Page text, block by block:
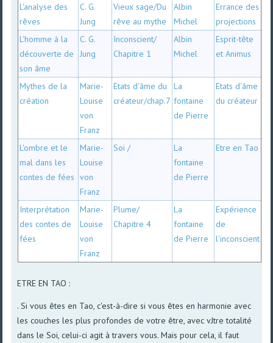
L'analyse des
rêves
C. G.
Jung
Vieux sage/Du
rêve au mythe
Albin
Michel
Errance des
projections
L'homme à la
découverte de
son âme
C. G.
Jung
Inconscient/
Chapitre 1
Albin
Michel
Esprit-tête
et Animus
Mythes de la
création
Marie-
Louise
von
Franz
Etats d'âme du
créateur/chap.7
La
fontaine
de Pierre
Etats d'âme
du créateur
L'ombre et le
mal dans les
contes de fées
Marie-
Louise
von
Franz
Soi /
La
fontaine
de Pierre
Etre en Tao
Interprétation
des contes de
fées
Marie-
Louise
von
Franz
Plume/
Chapitre 4
La
fontaine
de Pierre
Expérience
de
l'inconscient
ETRE EN TAO :
. Si vous êtes en Tao, c'est-à-dire si vous êtes en harmonie avec
les couches les plus profondes de votre être, avec vJtre totalité
dans le Soi, celui-ci agit à travers vous. Mais pour cela, il faut